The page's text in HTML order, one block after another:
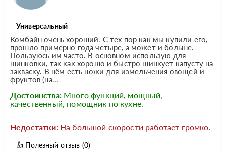
Универсальный
Комбайн очень хороший. С тех пор как мы купили его,
прошло примерно года четыре, а может и больше.
Пользуюсь им часто. В основном использую для
шинковки, так как хорошо и быстро шинкует капусту на
закваску. В нём есть ножи для измельчения овощей и
фруктов (на...
Достоинства: Много функций, мощный,
качественный, помощник по кухне.
Недостатки: На большой скорости работает громко.
👍 Полезный отзыв (0)